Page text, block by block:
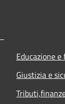
Educazione
Giustizia e